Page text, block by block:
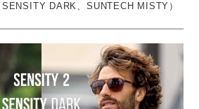
SENSITY DARK、SUNTECH MISTY）